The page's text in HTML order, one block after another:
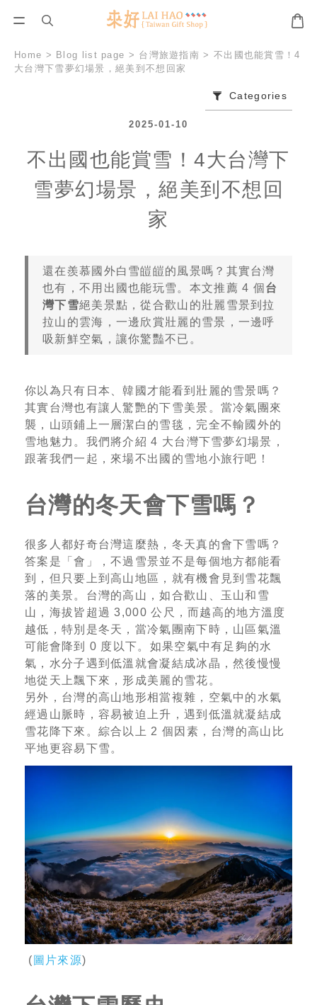
Home > Blog list page > 台灣旅遊指南 > 不出國也能賞雪！4
大台灣下雪夢幻場景，絕美到不想回家
Categories
2025-01-10
不出國也能賞雪！4大台灣下
雪夢幻場景，絕美到不想回
家
還在羨慕國外白雪皚皚的風景嗎？其實台灣
也有，不用出國也能玩雪。本文推薦 4 個 台
灣下雪絕美景點，從合歡山的壯麗雪景到拉
拉山的雲海，一邊欣賞壯麗的雪景，一邊呼
吸新鮮空氣，讓你驚豔不已。
你以為只有日本、韓國才能看到壯麗的雪景嗎？
其實台灣也有讓人驚艷的下雪美景。當冷氣團來
襲，山頭鋪上一層潔白的雪毯，完全不輸國外的
雪地魅力。我們將介紹 4 大台灣下雪夢幻場景，
跟著我們一起，來場不出國的雪地小旅行吧！
台灣的冬天會下雪嗎？
很多人都好奇台灣這麼熱，冬天真的會下雪嗎？
答案是「會」，不過雪景並不是每個地方都能看
到，但只要上到高山地區，就有機會見到雪花飄
落的美景。台灣的高山，如合歡山、玉山和雪
山，海拔皆超過 3,000 公尺，而越高的地方溫度
越低，特別是冬天，當冷氣團南下時，山區氣溫
可能會降到 0 度以下。如果空氣中有足夠的水
氣，水分子遇到低溫就會凝結成冰晶，然後慢慢
地從天上飄下來，形成美麗的雪花。
另外，台灣的高山地形相當複雜，空氣中的水氣
經過山脈時，容易被迫上升，遇到低溫就凝結成
雪花降下來。綜合以上 2 個因素，台灣的高山比
平地更容易下雪。
( 圖片來源)